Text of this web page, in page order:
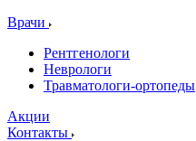
Врачи
Рентгенологи
Неврологи
Травматологи-ортопеды
Акции
Контакты